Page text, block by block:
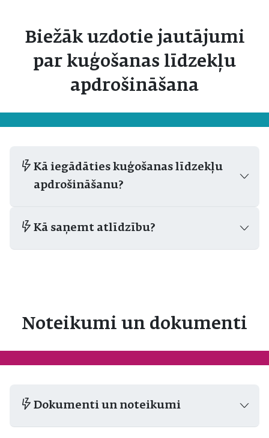
Biežāk uzdotie jautājumi
par kuģošanas līdzekļu
apdrošināšana
Kā iegādāties kuģošanas līdzekļu
apdrošināšanu?
Kā saņemt atlīdzību?
Noteikumi un dokumenti
Dokumenti un noteikumi